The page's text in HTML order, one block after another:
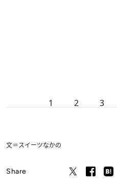
1 2 3
文＝スイーツなかの
Share